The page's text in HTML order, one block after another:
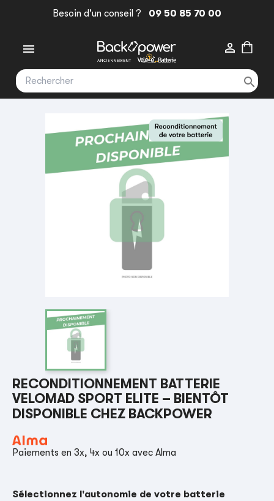
Besoin d'un conseil ? 09 50 85 70 00
 

RECONDITIONNEMENT BATTERIE
VELOMAD SPORT ELITE – BIENTÔT
DISPONIBLE CHEZ BACKPOWER
Paiements en 3x, 4x ou 10x avec Alma
Sélectionnez l'autonomie de votre batterie